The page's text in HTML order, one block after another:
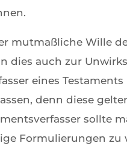
mutmaßliche Wille
dies auch zur
eines
denn diese
sollte
Formulierungen zu